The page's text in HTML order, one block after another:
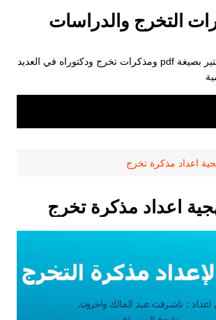
التخرج والدراسات
تحميل رسائل ماجستير بصيغة pdf ومذكرات تخرج ودكتوراه في العديد
اعداد مذكرة تخرج
اعداد مذكرة تخرج